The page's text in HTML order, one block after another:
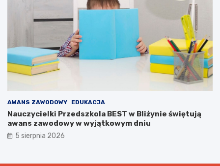
AWANS ZAWODOWY EDUKACJA
Nauczycielki Przedszkola BEST w Bliżynie świętują
awans zawodowy w wyjątkowym dniu
5 sierpnia 2026